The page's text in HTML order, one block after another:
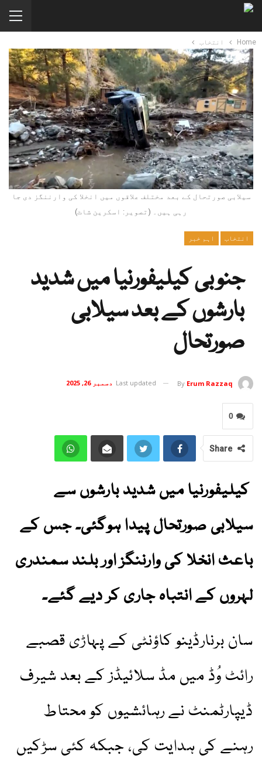
Home انتخاب
سیلابی صورتحال کے بعد مختلف علاقوں میں انخلا کی وارننگز دی جا
رہی ہیں۔ (تصویر: اسکرین شاٹ)
انتخاب اہم خبر
جنوبی کیلیفورنیا میں شدید
بارشوں کے بعد سیلابی
صورتحال
By Erum Razzaq
Last updated دسمبر 26, 2025
0
Share
کیلیفورنیا میں شدید بارشوں سے
سیلابی صورتحال پیدا ہوگئی۔ جس کے
باعث انخلا کی وارننگز اور بلند سمندری
لہروں کے انتباہ جاری کر دیے گئے۔
سان برنارڈینو کاؤنٹی کے پہاڑی قصبے
رائٹ وُڈ میں مڈ سلائیڈز کے بعد شیرف
ڈیپارٹمنٹ نے رہائشیوں کو محتاط
رہنے کی ہدایت کی، جبکہ کئی سڑکیں